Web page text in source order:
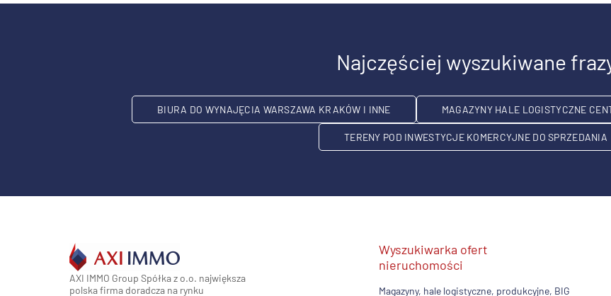
Najczęściej wyszukiwane
BIURA DO WYNAJĘCIA WARSZAWA KRAKÓW I INNE MAGAZYNY HALE LOGISTYCZNE
TERENY POD INWESTYCJE KOMERCYJNE DO SPRZEDANIA
AXI IMMO Group Spółka z o.o. największa
polska firma doradcza na rynku
Wyszukiwarka ofert
nieruchomości
Magazyny, hale logistyczne, produkcyjne, BIG